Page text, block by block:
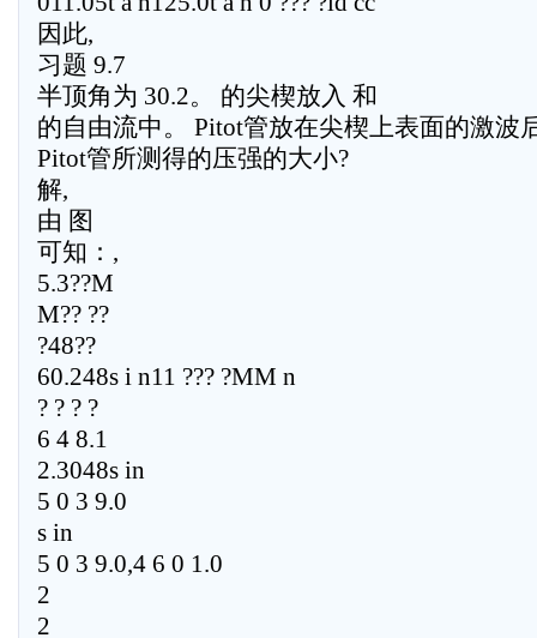
因此,
习题 9.7
半顶角为 30.2。 的尖楔放入 和
的自由流中。 Pitot管放在尖楔上表面的激波
Pitot管所测得的压强的大小?
解,
由 图
可知：,
5.3??M
M?? ??
?48??
60.248s i n11 ??? ?MM n
? ? ? ?
6 4 8.1
2.3048s in
5 0 3 9.0
s in
5 0 3 9.0,4 6 0 1.0
2
2